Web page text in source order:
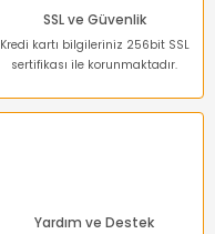
SSL ve Güvenlik
Kredi kartı bilgileriniz 256bit SSL
sertifikası ile korunmaktadır.
Yardım ve Destek